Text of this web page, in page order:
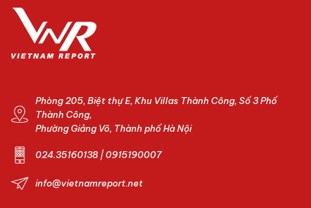
Phòng 205, Biệt thự E, Khu Villas Thành Công, Số 3 Phố
Thành Công,
Phường Giảng Võ, Thành phố Hà Nội
024.35160138 | 0915190007
info@vietnamreport.net